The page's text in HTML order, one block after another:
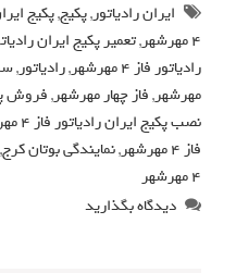
ایران رادیاتور,پکیج,پکیج
4 مهرشهر
,تعمیر پکیج ایران رادیاتور فاز
رادیاتور فاز 4 مهرشهر
,رادیاتور,
مهرشهر,فاز چهار مهرشهر,فروش
نصب پکیج ایران رادیاتور فاز 4 مهرشهر
فاز 4 مهرشهر
,نمایندگی بوتان کرج,
4 مهرشهر
دیدگاه بگذارید